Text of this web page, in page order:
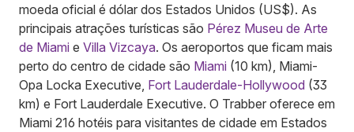
moeda oficial é dólar dos Estados Unidos (US$). As
principais atrações turísticas são Pérez Museu de Arte
de Miami e Villa Vizcaya. Os aeroportos que ficam mais
perto do centro de cidade são Miami (10 km), Miami-
Opa Locka Executive, Fort Lauderdale-Hollywood (33
km) e Fort Lauderdale Executive. O Trabber oferece em
Miami 216 hotéis para visitantes de cidade em Estados